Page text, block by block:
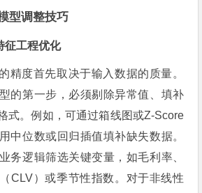
型调整技巧
征工程优化
精度首先取决于输入数据的质量。
的第一步，必须剔除异常值、填补
式。例如，可通过箱线图或Z-Score
中位数或回归插值填补缺失数据。
务逻辑筛选关键变量，如毛利率、
CLV）或季节性指数。对于非线性